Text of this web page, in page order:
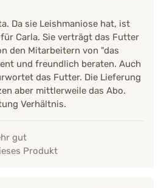
Da sie Leishmaniose hat, ist
Carla. Sie verträgt das Futter
den Mitarbeitern von "das
und freundlich beraten. Auch
das Futter. Die Lieferung
aber mittlerweile das Abo.
Verhältnis.
gut
Produkt